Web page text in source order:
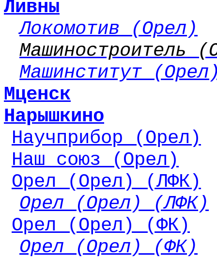
Ливны
Локомотив (Орел)
Машиностроитель
Машинститут
Мценск
Нарышкино
Научприбор (Орел)
Наш союз (Орел)
Орел (Орел) (ЛФК)
Орел (Орел) (ЛФК)
Орел (Орел) (ФК)
Орел (Орел) (ФК)